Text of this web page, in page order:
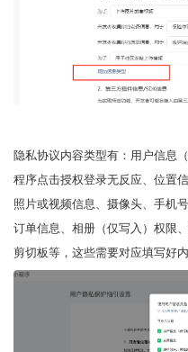
隐私协议内容类型有：用户信息
程序点击授权登录无反应、位置
照片或视频信息、摄像头、手机
订单信息、相册（仅写入）权限
剪切板等，这些需要对应填写好内